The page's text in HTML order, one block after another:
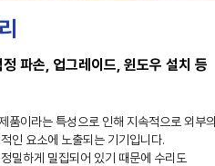
파손, 업그레이드, 윈도우 설치 등
품이라는 특성으로 인해 지속적으로 외부의
인 요소에 노출되는 기기입니다.
밀하게 밀집되어 있기 때문에 수리도